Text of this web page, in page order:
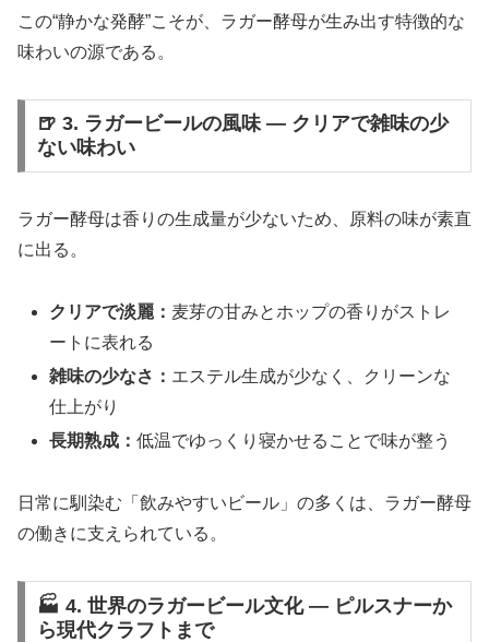
この“静かな発酵”こそが、ラガー酵母が生み出す特徴的な
味わいの源である。
🍺 3. ラガービールの風味 ― クリアで雑味の少
ない味わい
ラガー酵母は香りの生成量が少ないため、原料の味が素直
に出る。
クリアで淡麗： 麦芽の甘みとホップの香りがストレ
ートに表れる
雑味の少なさ： エステル生成が少なく、クリーンな
仕上がり
長期熟成：低温でゆっくり寝かせることで味が整う
日常に馴染む「飲みやすいビール」の多くは、ラガー酵母
の働きに支えられている。
🏭 4. 世界のラガービール文化 ― ピルスナーか
ら現代クラフトまで